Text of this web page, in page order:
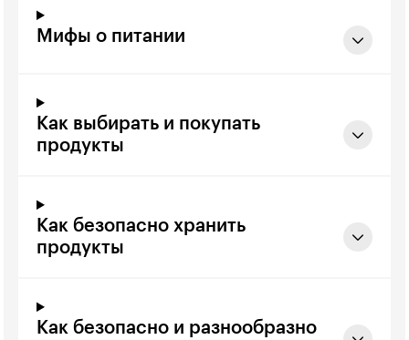
Мифы о питании
Как выбирать и покупать
продукты
Как безопасно хранить
продукты
Как безопасно и разнообразно